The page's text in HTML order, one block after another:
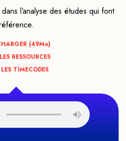
l’analyse des études qui font
(49Mo)
RESSOURCES
TIMECODES